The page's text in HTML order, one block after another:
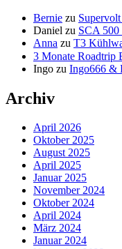
Bernie zu
Daniel zu SCA 500
Anna zu T3
3 Monate Roadtrip
Ingo zu Ingo666 &
Archiv
April 2026
Oktober 2025
August 2025
April 2025
Januar 2025
November 2024
Oktober 2024
April 2024
März 2024
Januar 2024